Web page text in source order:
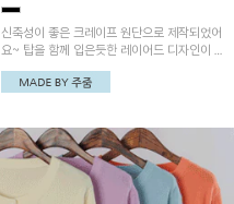
신축성이 좋은 크레이프 원단으로 제작되었어
요~ 탑을 함께 입은듯한 레이어드 디자인이 유
니크한 가디건으로 두 가지 스타일링이 가능한
멋스러운 아이템!